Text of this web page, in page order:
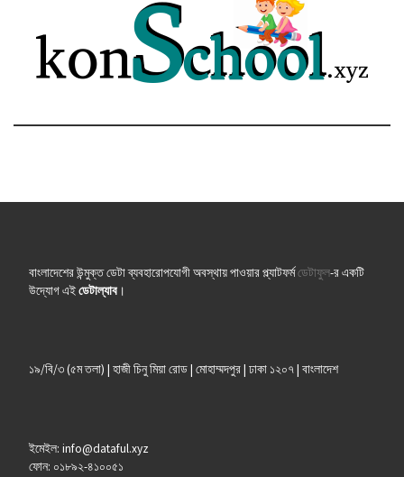
বাংলাদেশের উন্মুক্ত ডেটা ব্যবহারোপযোগী অবস্থায় পাওয়ার প্ল্যাটফর্মডেটাফুল-র একটি
উদ্যোগ এইডেটাল্যাব।
১৯/বি/৩ (৫ম তলা) | হাজী চিনু মিয়া রোড | মোহাম্মদপুর | ঢাকা ১২০৭ | বাংলাদেশ
ইমেইল: info@dataful.xyz
ফোন: ০১৮৯২-৪১০০৫১